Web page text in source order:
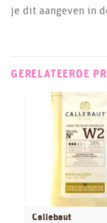
je dit aangeven in
GERELATEERDE
Callebaut